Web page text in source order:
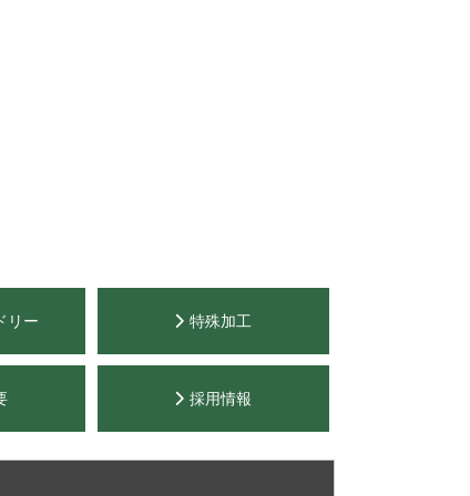
リー 特殊加工
採用情報